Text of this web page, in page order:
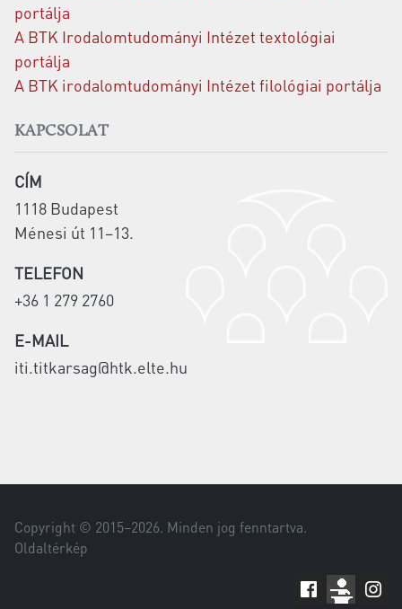
portálja
A BTK Irodalomtudományi Intézet textológiai
portálja
A BTK irodalomtudományi Intézet filológiai portálja
KAPCSOLAT
CÍM
1118 Budapest
Ménesi út 11–13.
TELEFON
+36 1 279 2760
E-MAIL
iti.titkarsag@htk.elte.hu
Copyright © 2015–2026. Minden jog fenntartva.
Oldaltérkép